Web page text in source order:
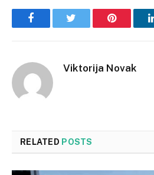
Facebook Pinterest
Viktorija Novak
RELATED POSTS